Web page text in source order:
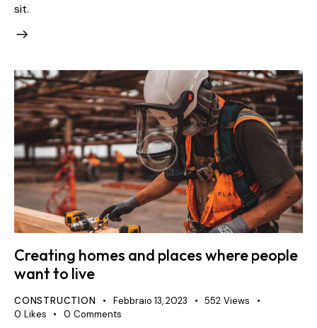
sit.
Creating homes and places where people
want to live
CONSTRUCTION Febbraio 13, 2023 552 Views
0 Likes 0 Comments